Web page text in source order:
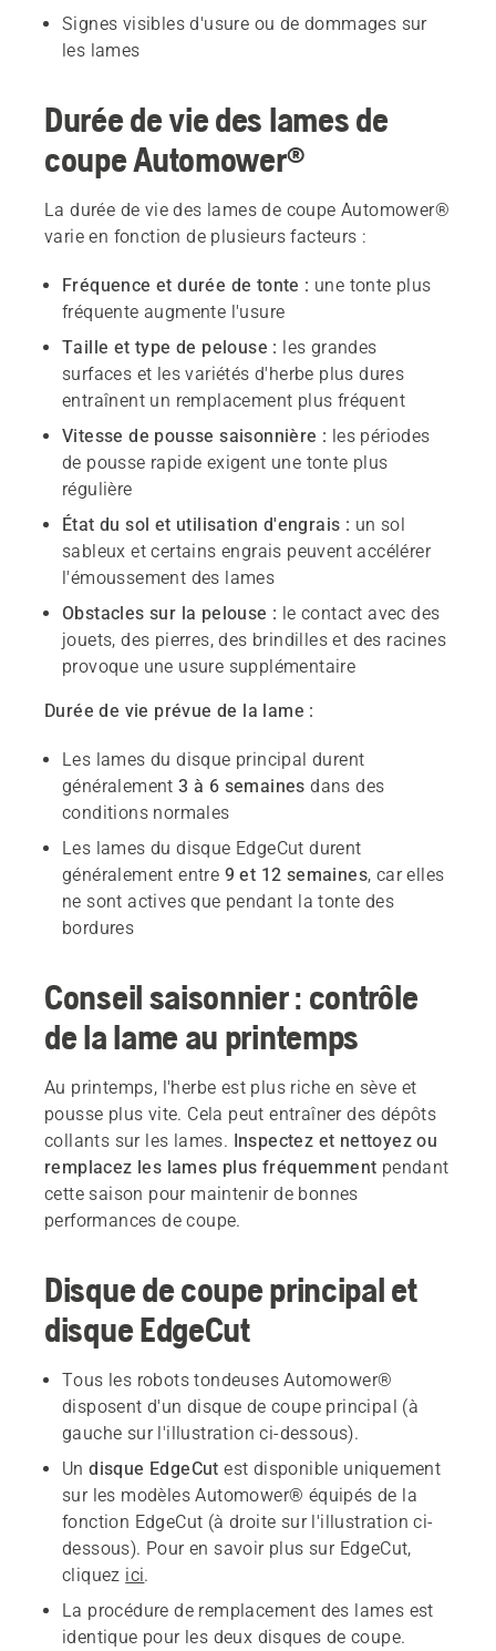
Signes visibles d'usure ou de dommages sur
les lames
Durée de vie des lames de
coupe Automower®
La durée de vie des lames de coupe Automower®
varie en fonction de plusieurs facteurs :
Fréquence et durée de tonte : une tonte plus
fréquente augmente l'usure
Taille et type de pelouse : les grandes
surfaces et les variétés d'herbe plus dures
entraînent un remplacement plus fréquent
Vitesse de pousse saisonnière : les périodes
de pousse rapide exigent une tonte plus
régulière
État du sol et utilisation d'engrais : un sol
sableux et certains engrais peuvent accélérer
l'émoussement des lames
Obstacles sur la pelouse : le contact avec des
jouets, des pierres, des brindilles et des racines
provoque une usure supplémentaire
Durée de vie prévue de la lame :
Les lames du disque principal durent
généralement3 à 6 semaines dans des
conditions normales
Les lames du disque EdgeCut durent
généralement entre 9 et 12 semaines, car elles
ne sont actives que pendant la tonte des
bordures
Conseil saisonnier : contrôle
de la lame au printemps
Au printemps, l'herbe est plus riche en sève et
pousse plus vite. Cela peut entraîner des dépôts
collants sur les lames. Inspectez et nettoyez ou
remplacez les lames plus fréquemment pendant
cette saison pour maintenir de bonnes
performances de coupe.
Disque de coupe principal et
disque EdgeCut
Tous les robots tondeuses Automower®
disposent d'un disque de coupe principal (à
gauche sur l'illustration ci-dessous).
Undisque EdgeCut est disponible uniquement
sur les modèles Automower® équipés de la
fonction EdgeCut (à droite sur l'illustration ci-
dessous). Pour en savoir plus sur EdgeCut,
cliquez ici.
La procédure de remplacement des lames est
identique pour les deux disques de coupe.